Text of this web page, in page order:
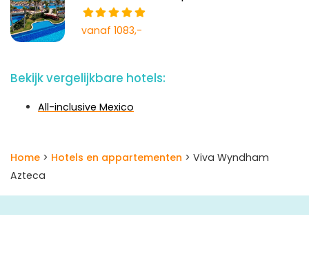
vanaf 1083,-
Bekijk vergelijkbare hotels:
All-inclusive Mexico
Home > Hotels en appartementen > Viva Wyndham
Azteca